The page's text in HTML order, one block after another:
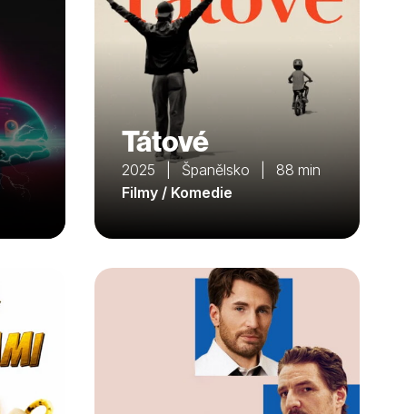
Tátové
2025 | Španělsko | 88 min
Filmy / Komedie